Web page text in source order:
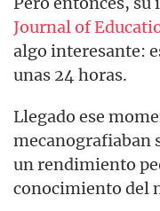
Journal of
algo interesante:
unas 24 horas.
Llegado ese
mecanografiaban
un rendimiento
conocimiento del